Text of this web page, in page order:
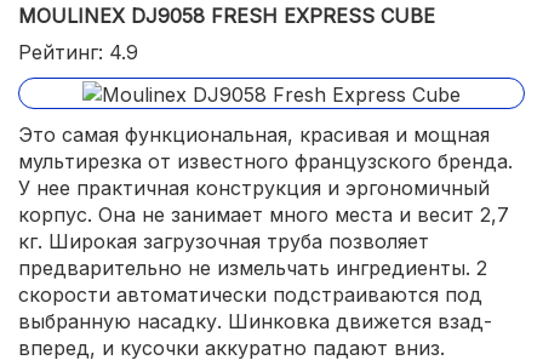
MOULINEX DJ9058 FRESH EXPRESS CUBE
Рейтинг: 4.9
Это самая функциональная, красивая и мощная
мультирезка от известного французского бренда.
У нее практичная конструкция и эргономичный
корпус. Она не занимает много места и весит 2,7
кг. Широкая загрузочная труба позволяет
предварительно не измельчать ингредиенты. 2
скорости автоматически подстраиваются под
выбранную насадку. Шинковка движется взад-
вперед, и кусочки аккуратно падают вниз.